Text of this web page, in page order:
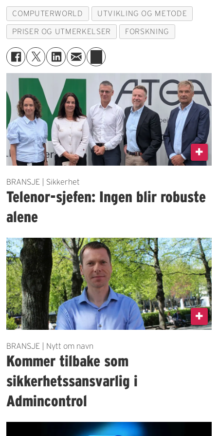
COMPUTERWORLD UTVIKLING OG METODE
PRISER OG UTMERKELSER FORSKNING
BRANSJE | Sikkerhet
Telenor-sjefen: Ingen blir robuste
alene
BRANSJE | Nytt om navn
Kommer tilbake som
sikkerhetssansvarlig i
Admincontrol